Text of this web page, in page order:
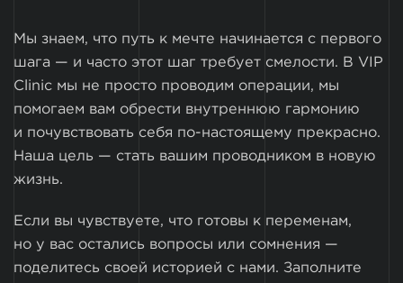
Мы знаем, что путь к мечте начинается с первого
шага — и часто этот шаг требует смелости. В VIP
Clinic мы не просто проводим операции, мы
помогаем вам обрести внутреннюю гармонию
и почувствовать себя по-настоящему прекрасно.
Наша цель — стать вашим проводником в новую
жизнь.
Если вы чувствуете, что готовы к переменам,
но у вас остались вопросы или сомнения —
поделитесь своей историей с нами. Заполните